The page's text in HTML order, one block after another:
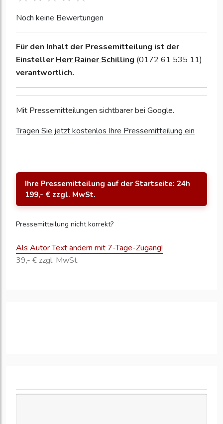
Noch keine Bewertungen
Für den Inhalt der Pressemitteilung ist der
Einsteller Herr Rainer Schilling (0172 61 535 11)
verantwortlich.
Mit Pressemitteilungen sichtbarer bei Google.
Tragen Sie jetzt kostenlos Ihre Pressemitteilung ein
Ihre Pressemitteilung auf der Startseite: 24h
199,- € zzgl. MwSt.
Pressemitteilung nicht korrekt?
Als Autor Text ändern mit 7-Tage-Zugang!
39,- € zzgl. MwSt.